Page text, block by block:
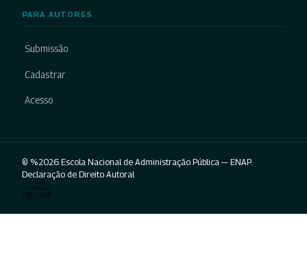
PARA AUTORES
Submissão
Cadastrar
Acesso
© %2026 Escola Nacional de Administração Pública — ENAP.
Declaração de Direito Autoral